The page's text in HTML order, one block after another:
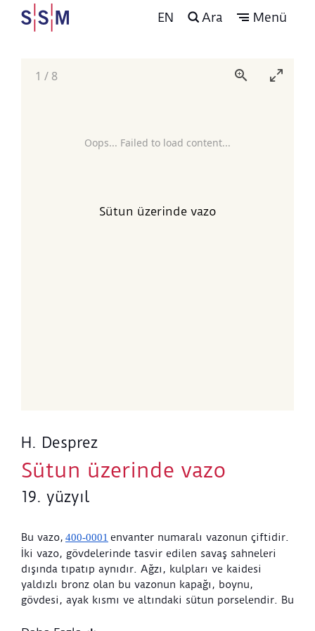
EN Ara Menü
Oops... Failed to load content...
1 / 8
Sütun üzerinde vazo
H. Desprez
Sütun üzerinde vazo
19. yüzyıl
Bu vazo, 400-0001 envanter numaralı vazonun çiftidir.
İki vazo, gövdelerinde tasvir edilen savaş sahneleri
dışında tıpatıp aynıdır. Ağzı, kulpları ve kaidesi
yaldızlı bronz olan bu vazonun kapağı, boynu,
gövdesi, ayak kısmı ve altındaki sütun porselendir. Bu